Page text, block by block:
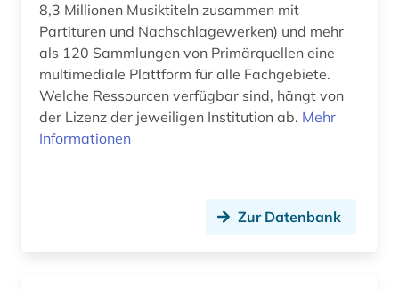
enzyklopädie (2)
ernst i. (1)
ernährung (1)
erwachsenenausbildung (1)
8,3 Millionen Musiktiteln zusammen mit
Partituren und Nachschlagewerken) und mehr
als 120 Sammlungen von Primärquellen eine
multimediale Plattform für alle Fachgebiete.
Welche Ressourcen verfügbar sind, hängt von
der Lizenz der jeweiligen Institution ab. Mehr
Informationen
Zur Datenbank